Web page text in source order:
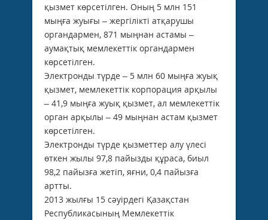
қызмет көрсетілген. Оның 5 млн 151
мыңға жуығы – жергілікті атқарушы
органдармен, 871 мыңнан астамы –
аумақтық мемлекеттік органдармен
көрсетілген.
Электронды түрде – 5 млн 60 мыңға жуық
қызмет, мемлекеттік корпорация арқылы
– 41,9 мыңға жуық қызмет, ал мемлекеттік
орган арқылы – 49 мыңнан астам қызмет
көрсетілген.
Электронды түрде қызметтер алу үлесі
өткен жылы 97,8 пайызды құраса, биыл
98,2 пайызға жетіп, яғни, 0,4 пайызға
артты.
2013 жылғы 15 сәуірдегі Қазақстан
Республикасының Мемлекеттік